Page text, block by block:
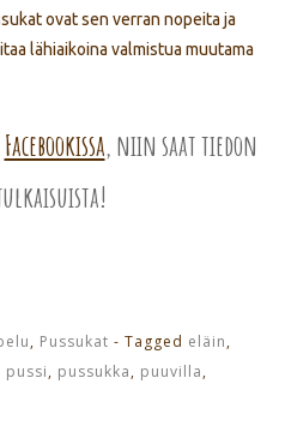
ovat sen verran nopeita ja
lähiaikoina valmistua muutama
Facebookissa, niin saat tiedon
, Pussukat - Tagged eläin,
pussi, pussukka, puuvilla,